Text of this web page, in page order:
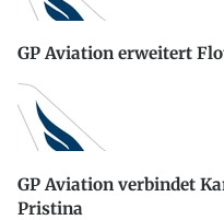
GP Aviation erweitert
GP Aviation verbindet
Pristina